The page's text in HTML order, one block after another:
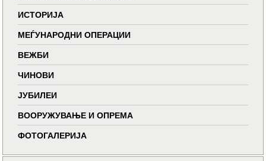
ИСТОРИЈА
МЕЃУНАРОДНИ ОПЕРАЦИИ
ВЕЖБИ
ЧИНОВИ
ЈУБИЛЕИ
ВООРУЖУВАЊЕ И ОПРЕМА
ФОТОГАЛЕРИЈА